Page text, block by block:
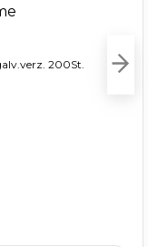
200St.